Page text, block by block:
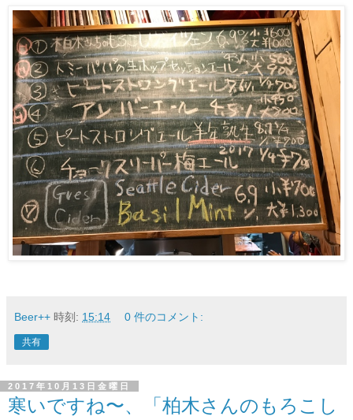
Beer++ 時刻: 15:14 0 件のコメント:
共有
2017年10月13日金曜日
寒いですね〜、「柏木さんのもろこし